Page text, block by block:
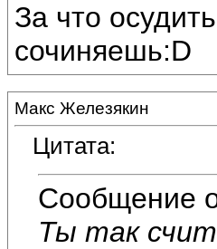
За что
сочиняешь:D
Макс Железякин
Цитата:
Сообщение
Ты так